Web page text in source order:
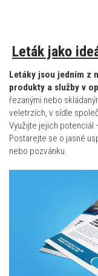
Leták jako
Letáky jsou jedním z
produkty a služby v
řezanými nebo
veletrzích, v sídle
Využijte jejich potenciál
Postarejte se o jasné
nebo pozvánku.